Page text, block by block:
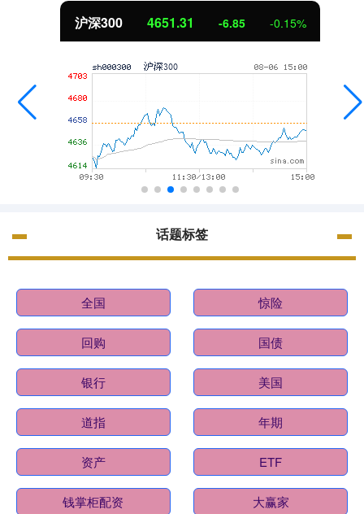
北证50 1122.88
话题标签
全国 惊险
回购 国债
银行 美国
道指 年期
资产 ETF
钱掌柜配资 大赢家